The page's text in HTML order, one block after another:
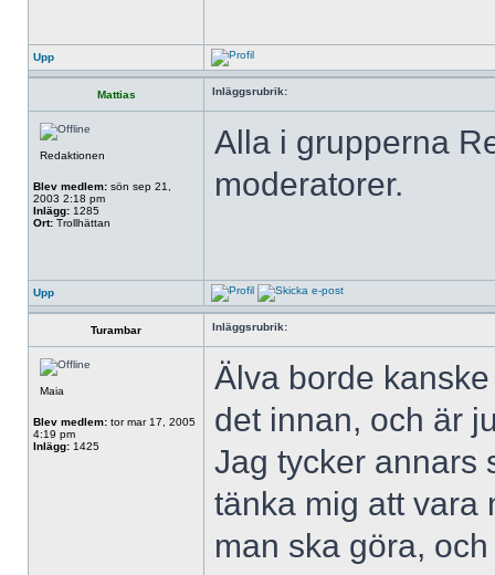
Upp
Mattias Inläggsrubrik:
Redaktionen
Blev medlem: sön sep 21,
2003 2:18 pm
Inlägg: 1285
Ort: Trollhättan
Alla i grupperna
moderatorer.
Upp
Turambar Inläggsrubrik:
Maia
Blev medlem: tor mar 17, 2005
4:19 pm
Inlägg: 1425
Älva borde
det innan, och är
Jag tycker annars
tänka mig att vara
man ska göra,